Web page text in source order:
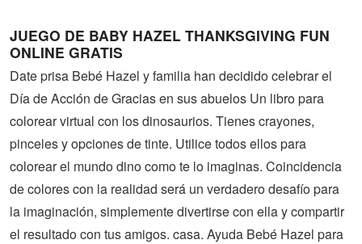
Animaciones
JUEGO DE BABY HAZEL THANKSGIVING FUN
ONLINE GRATIS
Date prisa Bebé Hazel y familia han decidido celebrar el
Día de Acción de Gracias en sus abuelos Un libro para
colorear virtual con los dinosaurios. Tienes crayones,
pinceles y opciones de tinte. Utilice todos ellos para
colorear el mundo dino como te lo imaginas. Coincidencia
de colores con la realidad será un verdadero desafío para
la imaginación, simplemente divertirse con ella y compartir
el resultado con tus amigos. casa. Ayuda Bebé Hazel para